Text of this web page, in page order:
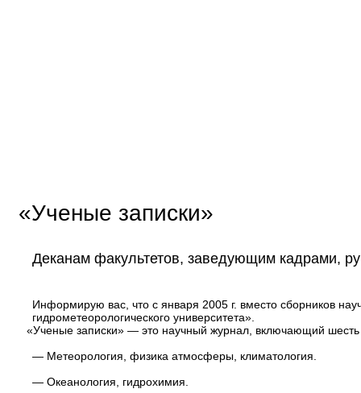
«Ученые записки»
Деканам факультетов, заведующим кадрами,
Информирую вас, что с января 2005 г. вместо сборников
гидрометеорологического университета».
«Ученые записки» — это научный журнал, включающий шесть
— Метеорология, физика атмосферы, климатология.
— Океанология, гидрохимия.